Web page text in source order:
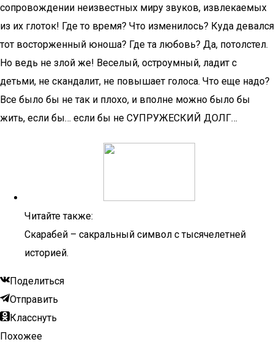
сопровождении неизвестных миру звуков, извлекаемых
из их глоток! Где то время? Что изменилось? Куда девался
тот восторженный юноша? Где та любовь? Да, потолстел.
Но ведь не злой же! Веселый, остроумный, ладит с
детьми, не скандалит, не повышает голоса. Что еще надо?
Все было бы не так и плохо, и вполне можно было бы
жить, если бы… если бы не СУПРУЖЕСКИЙ ДОЛГ…
Читайте также:
Скарабей – сакральный символ с тысячелетней
историей.
Поделиться
Отправить
Класснуть
Похожее